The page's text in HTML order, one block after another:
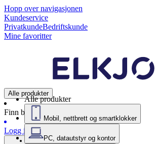
Hopp over navigasjonen
Kundeservice
PrivatkundeBedriftskunde
Mine favoritter
Alle produkter
Finn butikk
Logg inn
Alle produkter
Mobil, nettbrett og smartklokker
PC, datautstyr og kontor